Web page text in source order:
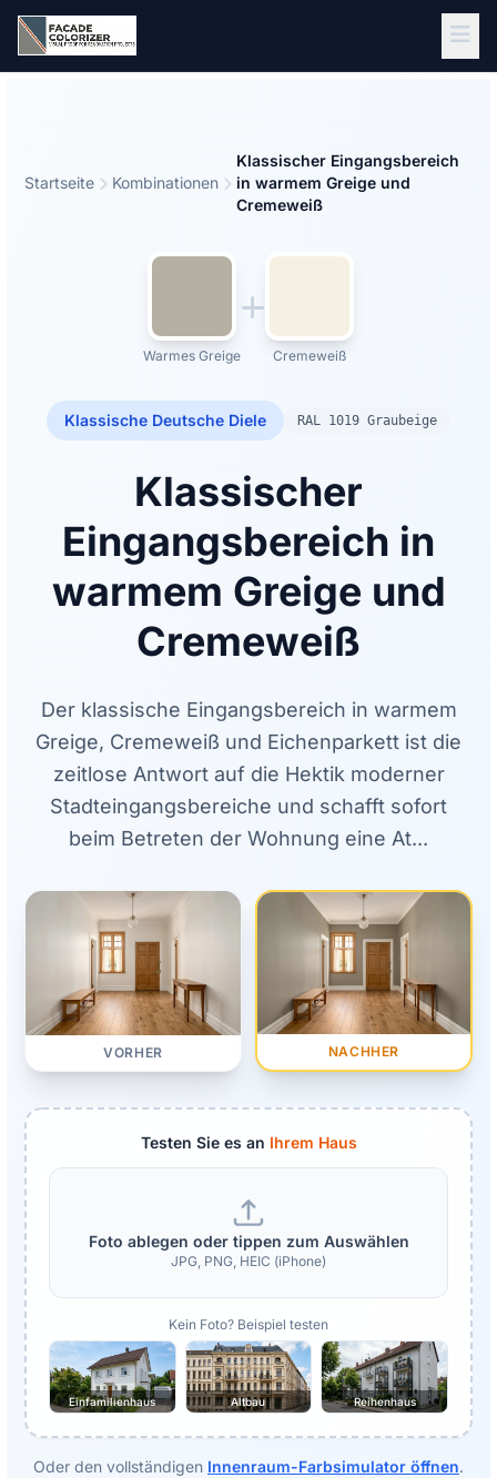
Zum Hauptinhalt springen
Startseite Kombinationen
Klassischer Eingangsbereich
in warmem Greige und
Cremeweiß
Warmes Greige Cremeweiß
Klassische Deutsche Diele RAL 1019 Graubeige
Klassischer
Eingangsbereich in
warmem Greige und
Cremeweiß
Der klassische Eingangsbereich in warmem
Greige, Cremeweiß und Eichenparkett ist die
zeitlose Antwort auf die Hektik moderner
Stadteingangsbereiche und schafft sofort
beim Betreten der Wohnung eine At...
VORHER NACHHER
Testen Sie es an Ihrem Haus
Foto ablegen oder tippen zum Auswählen
JPG, PNG, HEIC (iPhone)
Kein Foto? Beispiel testen
Einfamilienhaus Altbau Reihenhaus
Oder den vollständigen Innenraum-Farbsimulator öffnen.